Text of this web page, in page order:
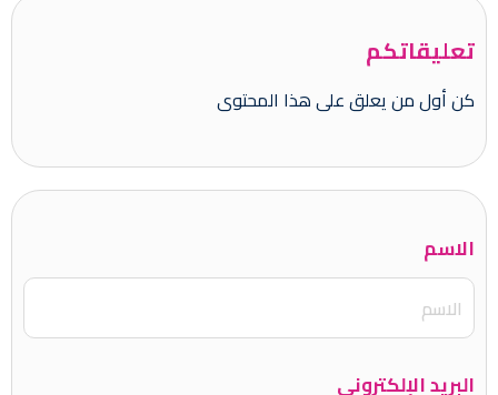
تعليقاتكم
كن أول من يعلق على هذا المحتوى
الاسم
البريد الإلكتروني